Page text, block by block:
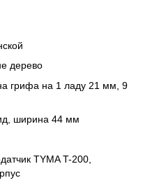
дерево
грифа на 1 ладу 21 мм, 9
ширина 44 мм
TYMA T-200,